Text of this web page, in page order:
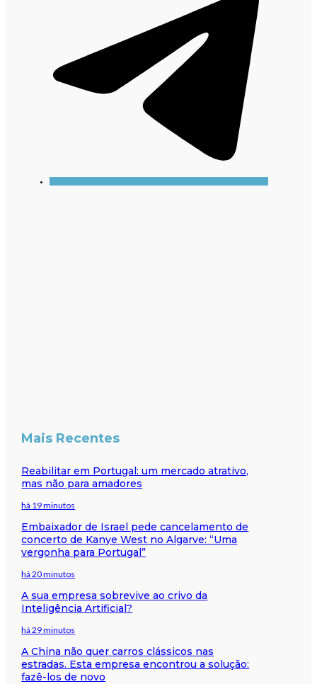
Mais Recentes
Reabilitar em Portugal: um mercado atrativo,
mas não para amadores
há 19 minutos
Embaixador de Israel pede cancelamento de
concerto de Kanye West no Algarve: “Uma
vergonha para Portugal”
há 20 minutos
A sua empresa sobrevive ao crivo da
Inteligência Artificial?
há 29 minutos
A China não quer carros clássicos nas
estradas. Esta empresa encontrou a solução:
fazê-los de novo